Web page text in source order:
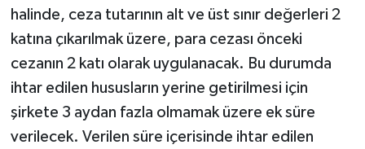
halinde, ceza tutarının alt ve üst sınır değerleri 2
katına çıkarılmak üzere, para cezası önceki
cezanın 2 katı olarak uygulanacak. Bu durumda
ihtar edilen hususların yerine getirilmesi için
şirkete 3 aydan fazla olmamak üzere ek süre
verilecek. Verilen süre içerisinde ihtar edilen